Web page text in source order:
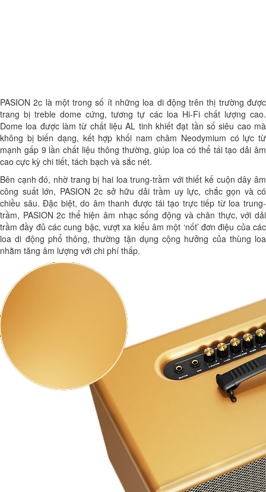
PASION 2c là một trong số ít những loa di động trên thị trường được
trang bị treble dome cứng, tương tự các loa Hi-Fi chất lượng cao.
Dome loa được làm từ chất liệu AL tinh khiết đạt tần số siêu cao mà
không bị biến dạng, kết hợp khối nam châm Neodymium có lực từ
mạnh gấp 9 lần chất liệu thông thường, giúp loa có thể tái tạo dải âm
cao cực kỳ chi tiết, tách bạch và sắc nét.
Bên cạnh đó, nhờ trang bị hai loa trung-trầm với thiết kế cuộn dây âm
công suất lớn, PASION 2c sở hữu dải trầm uy lực, chắc gọn và có
chiều sâu. Đặc biệt, do âm thanh được tái tạo trực tiếp từ loa trung-
trầm, PASION 2c thể hiện âm nhạc sống động và chân thực, với dải
trầm đầy đủ các cung bậc, vượt xa kiểu âm một ‘nốt’ đơn điệu của các
loa di động phổ thông, thường tận dụng cộng hưởng của thùng loa
nhằm tăng âm lượng với chi phí thấp.